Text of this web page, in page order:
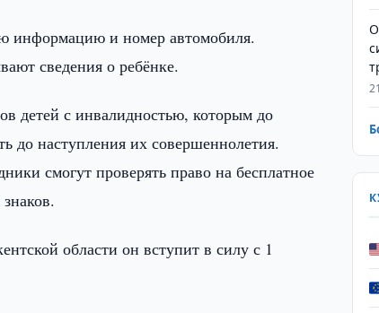
информацию и номер автомобиля.
сведения о ребёнке.
детей с инвалидностью, которым до
до наступления их совершеннолетия.
смогут проверять право на бесплатное
области он вступит в силу с 1